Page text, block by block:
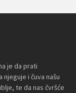
je da prati
njeguje i čuva našu
te da nas čvršće